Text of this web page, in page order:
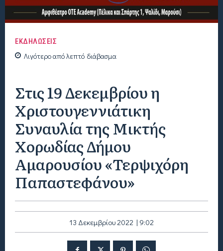
ΕΚΔΗΛΩΣΕΙΣ
Λιγότερο απόλεπτό διάβασμα
Στις 19 Δεκεμβρίου η
Χριστουγεννιάτικη
Συναυλία της Μικτής
Χορωδίας Δήμου
Αμαρουσίου «Τερψιχόρη
Παπαστεφάνου»
13 Δεκεμβρίου 2022 | 9:02